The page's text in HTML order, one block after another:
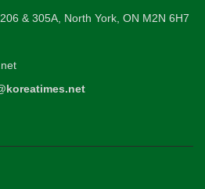
& 305A, North York, ON M2N 6H7